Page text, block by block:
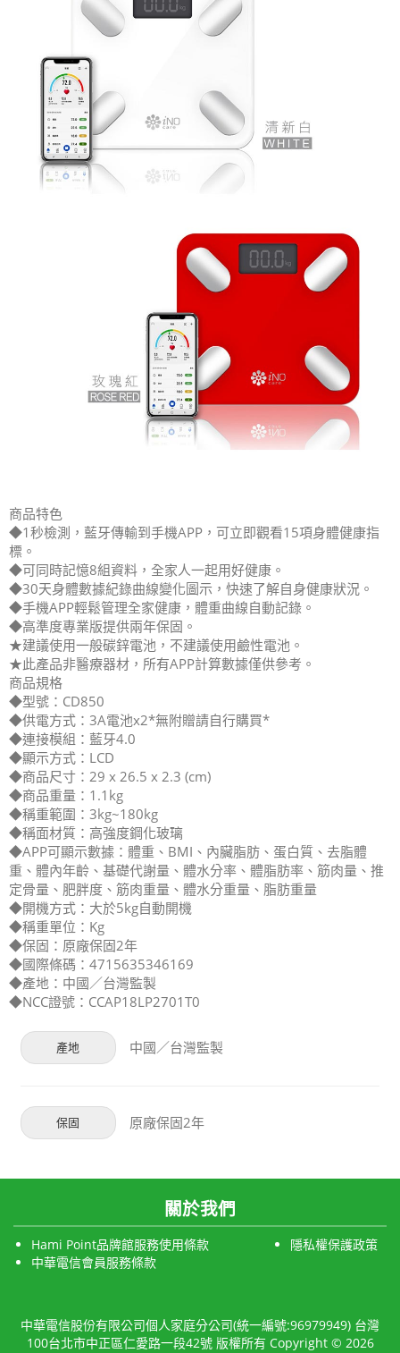
商品特色
◆1秒檢測，藍牙傳輸到手機APP，可立即觀看15項身體健康指
標。
◆可同時記憶8組資料，全家人一起用好健康。
◆30天身體數據紀錄曲線變化圖示，快速了解自身健康狀況。
◆手機APP輕鬆管理全家健康，體重曲線自動記錄。
◆高準度專業版提供兩年保固。
★建議使用一般碳鋅電池，不建議使用鹼性電池。
★此產品非醫療器材，所有APP計算數據僅供參考。
商品規格
◆型號：CD850
◆供電方式：3A電池x2*無附贈請自行購買*
◆連接模組：藍牙4.0
◆顯示方式：LCD
◆商品尺寸：29 x 26.5 x 2.3 (cm)
◆商品重量：1.1kg
◆稱重範圍：3kg~180kg
◆稱面材質：高強度鋼化玻璃
◆APP可顯示數據：體重、BMI、內臟脂肪、蛋白質、去脂體
重、體內年齡、基礎代謝量、體水分率、體脂肪率、筋肉量、推
定骨量、肥胖度、筋肉重量、體水分重量、脂肪重量
◆開機方式：大於5kg自動開機
◆稱重單位：Kg
◆保固：原廠保固2年
◆國際條碼：4715635346169
◆產地：中國／台灣監製
◆NCC證號：CCAP18LP2701T0
產地 中國／台灣監製
保固 原廠保固2年
關於我們
Hami Point品牌館服務使用條款
隱私權保護政策
中華電信會員服務條款
中華電信股份有限公司個人家庭分公司(統一編號:96979949) 台灣
100台北市中正區仁愛路一段42號 版權所有 Copyright © 2026